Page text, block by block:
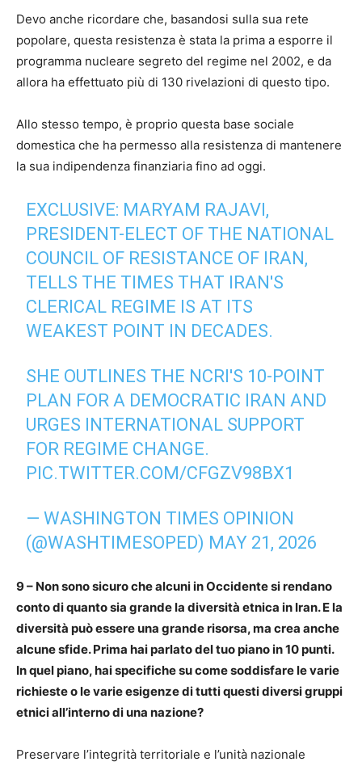
Devo anche ricordare che, basandosi sulla sua rete
popolare, questa resistenza è stata la prima a esporre il
programma nucleare segreto del regime nel 2002, e da
allora ha effettuato più di 130 rivelazioni di questo tipo.
Allo stesso tempo, è proprio questa base sociale
domestica che ha permesso alla resistenza di mantenere
la sua indipendenza finanziaria fino ad oggi.
EXCLUSIVE: MARYAM RAJAVI,
PRESIDENT-ELECT OF THE NATIONAL
COUNCIL OF RESISTANCE OF IRAN,
TELLS THE TIMES THAT IRAN'S
CLERICAL REGIME IS AT ITS
WEAKEST POINT IN DECADES.
SHE OUTLINES THE NCRI'S 10-POINT
PLAN FOR A DEMOCRATIC IRAN AND
URGES INTERNATIONAL SUPPORT
FOR REGIME CHANGE.
PIC.TWITTER.COM/CFGZV98BX1
— WASHINGTON TIMES OPINION
(@WASHTIMESOPED) MAY 21, 2026
9 – Non sono sicuro che alcuni in Occidente si rendano
conto di quanto sia grande la diversità etnica in Iran. E la
diversità può essere una grande risorsa, ma crea anche
alcune sfide. Prima hai parlato del tuo piano in 10 punti.
In quel piano, hai specifiche su come soddisfare le varie
richieste o le varie esigenze di tutti questi diversi gruppi
etnici all’interno di una nazione?
Preservare l’integrità territoriale e l’unità nazionale